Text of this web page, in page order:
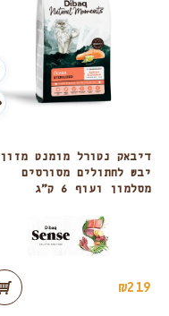
דיבאק נטורל מומנט מזון
יבש לחתולים מסורסים
מסלמון ועוף 6 ק”ג
₪219